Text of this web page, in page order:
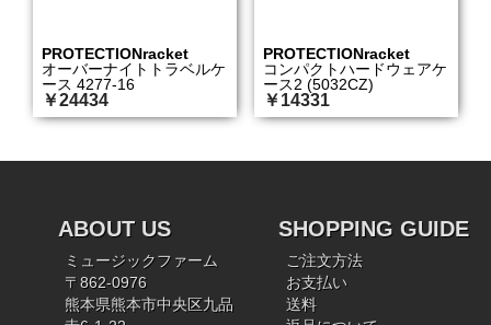
PROTECTIONracket
オーバーナイトトラベルケ
ース 4277-16
￥24434
PROTECTIONracket
コンパクトハードウェアケ
ース2 (5032CZ)
￥14331
ABOUT US
ミュージックファーム
〒862-0976
熊本県熊本市中央区九品
SHOPPING GUIDE
ご注文方法
お支払い
送料